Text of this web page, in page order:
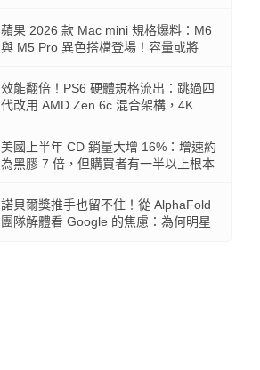
蘋果 2026 款 Mac mini 規格爆料：M6
與 M5 Pro 異色搭檔登場！容量或將
效能翻倍！PS6 硬體規格流出：跳過四
代改用 AMD Zen 6c 混合架構，4K
美國上半年 CD 銷量大增 16%：增速約
為黑膠 7 倍，但購買者有一半以上根本
諾貝爾獎推手也留不住！從 AlphaFold
團隊解體看 Google 的焦慮：為何明星